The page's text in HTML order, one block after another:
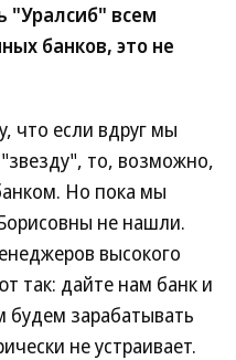
"Уралсиб" всем
банков, это не
что если вдруг мы
то, возможно,
Но пока мы
не нашли.
высокого
так: дайте нам банк и
зарабатывать
не устраивает.